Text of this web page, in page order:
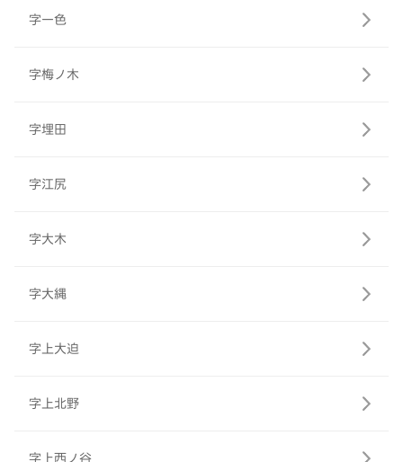
字一色
字梅ノ木
字埋田
字江尻
字大木
字大縄
字上大迫
字上北野